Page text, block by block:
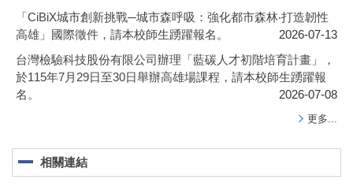
「CiBiX城市創新挑戰─城市森呼吸：強化都市森林‧打造韌性
高雄」國際徵件，請本校師生踴躍報名。
2026-07-13
台灣檢驗科技股份有限公司辦理「藍碳人才初階培育計畫」，
於115年7月29日至30日舉辦高雄場課程，請本校師生踴躍報
名。
2026-07-08
更多...
相關連結